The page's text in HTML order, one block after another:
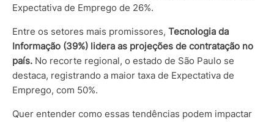
Expectativa de Emprego de 26%.
Entre os setores mais promissores, Tecnologia da
Informação (39%) lidera as projeções de contratação no
país. No recorte regional, o estado de São Paulo se
destaca, registrando a maior taxa de Expectativa de
Emprego, com 50%.
Quer entender como essas tendências podem impactar